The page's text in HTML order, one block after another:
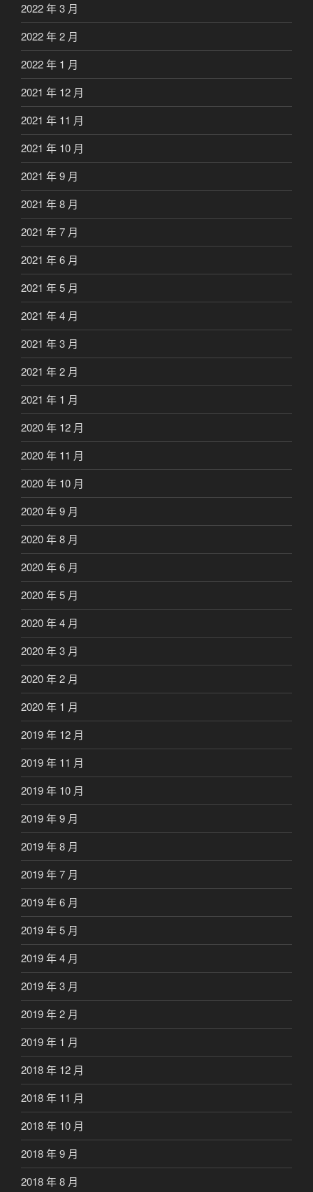
2022 年 3 月
2022 年 2 月
2022 年 1 月
2021 年 12 月
2021 年 11 月
2021 年 10 月
2021 年 9 月
2021 年 8 月
2021 年 7 月
2021 年 6 月
2021 年 5 月
2021 年 4 月
2021 年 3 月
2021 年 2 月
2021 年 1 月
2020 年 12 月
2020 年 11 月
2020 年 10 月
2020 年 9 月
2020 年 8 月
2020 年 6 月
2020 年 5 月
2020 年 4 月
2020 年 3 月
2020 年 2 月
2020 年 1 月
2019 年 12 月
2019 年 11 月
2019 年 10 月
2019 年 9 月
2019 年 8 月
2019 年 7 月
2019 年 6 月
2019 年 5 月
2019 年 4 月
2019 年 3 月
2019 年 2 月
2019 年 1 月
2018 年 12 月
2018 年 11 月
2018 年 10 月
2018 年 9 月
2018 年 8 月